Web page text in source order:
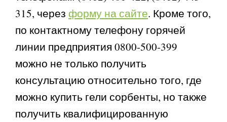
315, через форму на сайте. Кроме того,
по контактному телефону горячей
линии предприятия 0800-500-399
можно не только получить
консультацию относительно того, где
можно купить гели сорбенты, но также
получить квалифицированную